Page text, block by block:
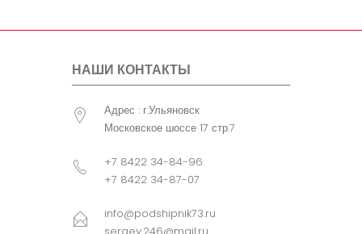
НАШИ КОНТАКТЫ
Адрес : г.Ульяновск
Московское шоссе 17 стр.7
+7 8422 34-84-96
+7 8422 34-87-07
info@podshipnik73.ru
sergey.246@mail.ru